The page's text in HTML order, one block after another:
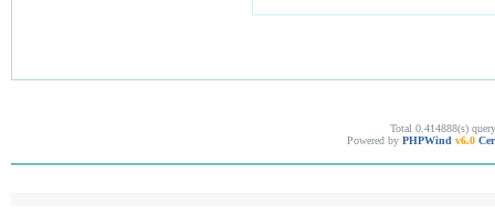
Total 0.414888(s)
Powered by PHPWind v6.0